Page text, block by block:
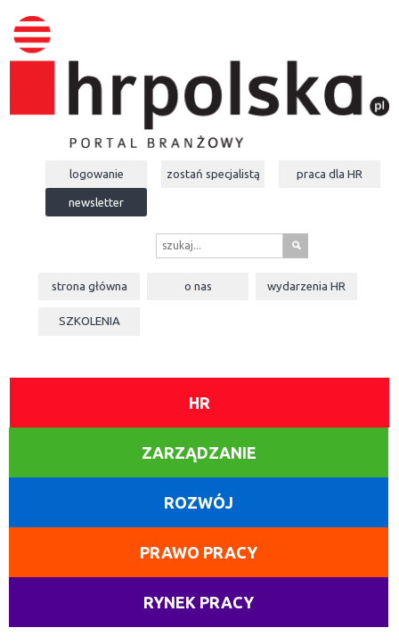
logowanie zostań specjalistą praca dla HR
newsletter
s
strona główna o nas wydarzeniaHR
SZKOLENIA
HR
ZARZĄDZANIE
ROZWÓJ
PRAWO PRACY
RYNEK PRACY